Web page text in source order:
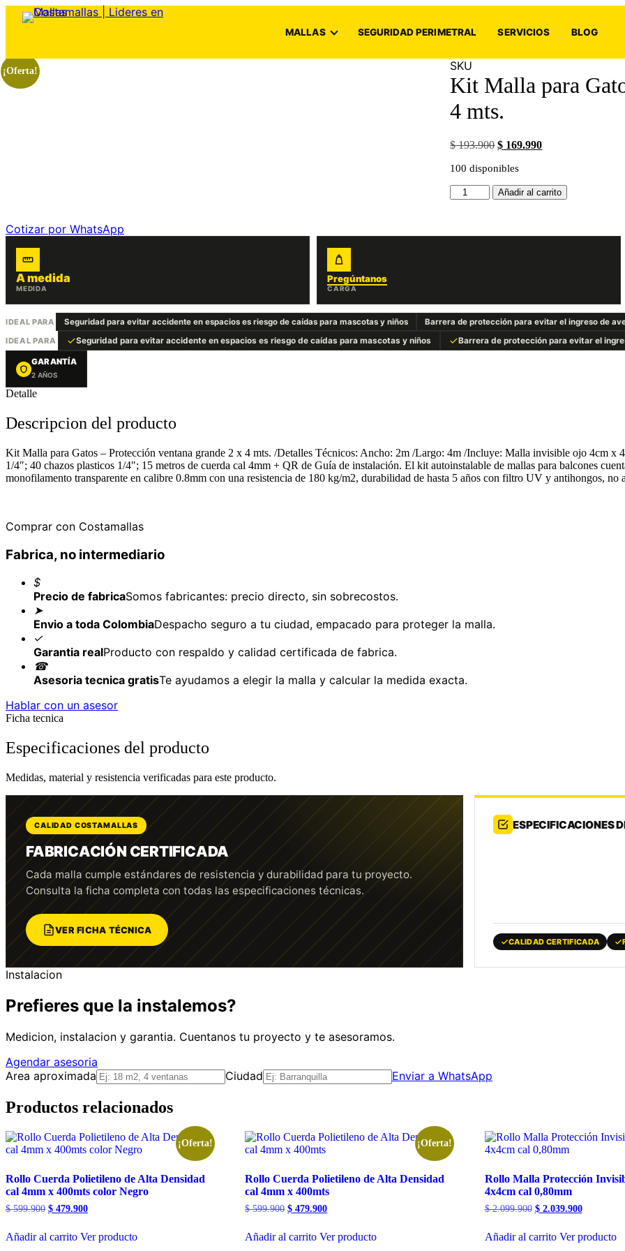
Saltar
MALLAS SEGURIDAD PERIMETRAL SERVICIOS BLOG
¡Oferta! SKU
Kit Malla para
4 mts.
$193.900 Original
was:
$ 193.900.
$ 169.990Current
$ 169.990.
100 disponibles
Kit
Malla
x
4
mts.
cantidad
Añadir al carrito
Cotizar por WhatsApp
A medida
MEDIDA
Pregúntanos
CARGA
IDEAL PARA Seguridad para evitar accidente en espacios es riesgo de caídas para mascotas y niños Barrera de protección para evitar el ingreso de
IDEAL PARA
Seguridad para evitar accidente en espacios es riesgo de caídas para mascotas y niños Barrera de protección para evitar el
GARANTÍA
2 AÑOS
Detalle
Descripcion del producto
Kit Malla para Gatos – Protección ventana grande 2 x 4 mts. /Detalles Técnicos: Ancho: 2m /Largo: 4m /Incluye: Malla invisible ojo 4cm x
1/4″; 40 chazos plasticos 1/4″; 15 metros de cuerda cal 4mm + QR de Guía de instalación. El kit autoinstalable de mallas para balcones
monofilamento transparente en calibre 0.8mm con una resistencia de 180 kg/m2, durabilidad de hasta 5 años con filtro UV y antihongos, no
Comprar con Costamallas
Fabrica, no intermediario
$
Precio de fabricaSomos fabricantes: precio directo, sin sobrecostos.
➤
Envio a toda ColombiaDespacho seguro a tu ciudad, empacado para proteger la malla.
✓
Garantia realProducto con respaldo y calidad certificada de fabrica.
☎
Asesoria tecnica gratisTe ayudamos a elegir la malla y calcular la medida exacta.
Hablar con un asesor
Ficha tecnica
Especificaciones del producto
Medidas, material y resistencia verificadas para este producto.
CALIDAD COSTAMALLAS
FABRICACIÓN CERTIFICADA
Cada malla cumple estándares de resistencia y durabilidad para tu proyecto.
Consulta la ficha completa con todas las especificaciones técnicas.
VER FICHA TÉCNICA
ESPECIFICACIONES
CALIDAD CERTIFICADA
Instalacion
Prefieres que la instalemos?
Medicion, instalacion y garantia. Cuentanos tu proyecto y te asesoramos.
Agendar asesoria
Area aproximada
Ciudad Enviar a WhatsApp
Productos relacionados
¡Oferta!
Rollo Cuerda Polietileno de Alta Densidad
cal 4mm x 400mts color Negro
$599.900 Original
$ 599.900.
$ 479.900Current
$ 479.900.
Añadir al carrito Ver producto
¡Oferta!
Rollo Cuerda Polietileno de Alta Densidad
cal 4mm x 400mts
$599.900 Original
$ 599.900.
$ 479.900Current
$ 479.900.
Añadir al carrito Ver producto
Rollo Malla Protección
4x4cm cal 0,80mm
$2.099.900 Original
$ 2.099.900.
$2.039.900Current
$
Añadir al carrito Ver producto